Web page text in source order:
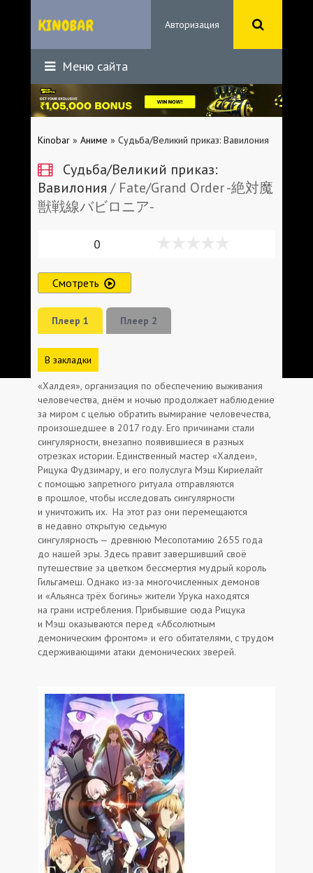
Авторизация
Меню сайта
Kinobar » Аниме » Судьба/Великий приказ: Вавилония
Судьба/Великий приказ:
Вавилония / Fate/Grand Order -絶対魔
獣戦線バビロニア-
0
Смотреть
Плеер 1 Плеер 2
В закладки
«Халдея», организация по обеспечению выживания
человечества, днём и ночью продолжает наблюдение
за миром с целью обратить вымирание человечества,
произошедшее в 2017 году. Его причинами стали
сингулярности, внезапно появившиеся в разных
отрезках истории. Единственный мастер «Халдеи»,
Рицука Фудзимару, и его полуслуга Мэш Кириелайт
с помощью запретного ритуала отправляются
в прошлое, чтобы исследовать сингулярности
и уничтожить их. На этот раз они перемещаются
в недавно открытую седьмую
сингулярность — древнюю Месопотамию 2655 года
до нашей эры. Здесь правит завершивший своё
путешествие за цветком бессмертия мудрый король
Гильгамеш. Однако из-за многочисленных демонов
и «Альянса трёх богинь» жители Урука находятся
на грани истребления. Прибывшие сюда Рицука
и Мэш оказываются перед «Абсолютным
демоническим фронтом» и его обитателями, с трудом
сдерживающими атаки демонических зверей.